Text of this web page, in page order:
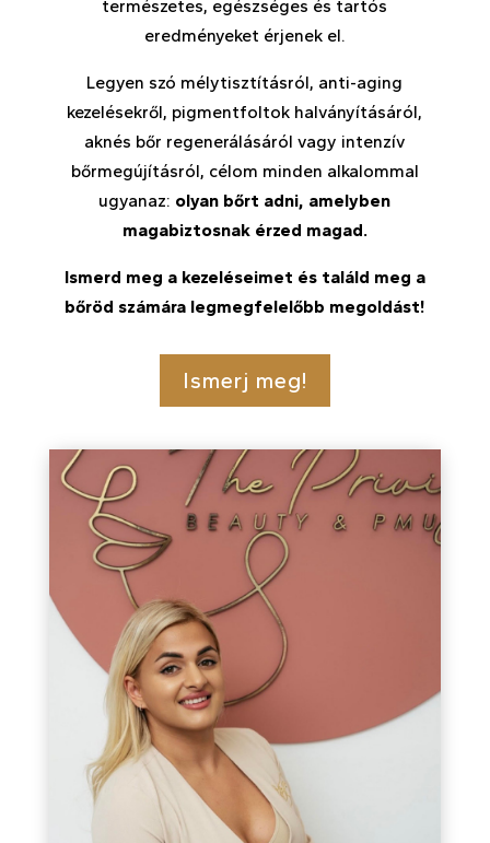
természetes, egészséges és tartós
eredményeket érjenek el.
Legyen szó mélytisztításról, anti-aging
kezelésekről, pigmentfoltok halványításáról,
aknés bőr regenerálásáról vagy intenzív
bőrmegújításról, célom minden alkalommal
ugyanaz: olyan bőrt adni, amelyben
magabiztosnak érzed magad.
Ismerd meg a kezeléseimet és találd meg a
bőröd számára legmegfelelőbb megoldást!
Ismerj meg!